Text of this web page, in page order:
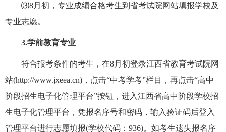
⑶8月初，专业成绩合格考生到省考试院网站填报学校及
专业志愿。
3.学前教育专业
符合报考条件的考生，在8月初登录江西省教育考试院网
站(http://www.jxeea.cn)，点击“中考学考”栏目，再点击“高中
阶段招生电子化管理平台”按钮，进入江西省高中阶段学校招
生电子化管理平台，凭报名序号和密码，输入验证码后登入
管理平台进行志愿填报(学校代码：936)。如考生遗失报名序